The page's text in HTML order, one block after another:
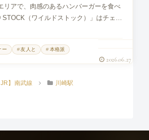
リアで、肉感のあるハンバーガーを食べ
STOCK（ワイルドストック）」はチェッ
気が魅...
2026.06.27
ー 友人と 本格派
JR】南武線 川崎駅